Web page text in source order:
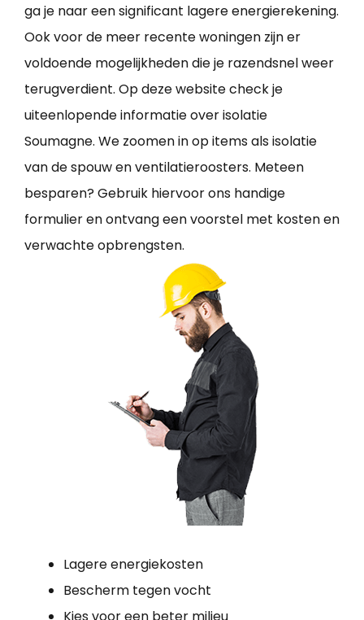
ga je naar een significant lagere energierekening.
Ook voor de meer recente woningen zijn er
voldoende mogelijkheden die je razendsnel weer
terugverdient. Op deze website check je
uiteenlopende informatie over isolatie
Soumagne. We zoomen in op items als isolatie
van de spouw en ventilatieroosters. Meteen
besparen? Gebruik hiervoor ons handige
formulier en ontvang een voorstel met kosten en
verwachte opbrengsten.
Lagere energiekosten
Bescherm tegen vocht
Kies voor een beter milieu